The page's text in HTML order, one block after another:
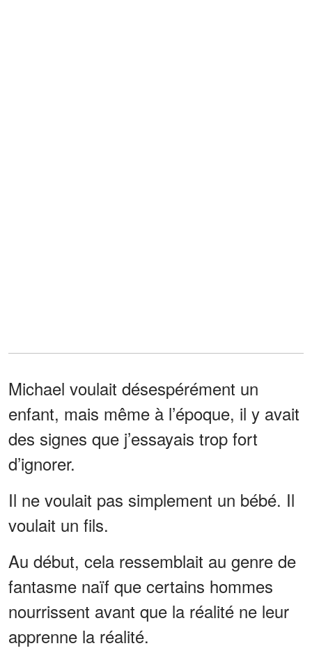
Michael voulait désespérément un
enfant, mais même à l’époque, il y avait
des signes que j’essayais trop fort
d’ignorer.
Il ne voulait pas simplement un bébé. Il
voulait un fils.
Au début, cela ressemblait au genre de
fantasme naïf que certains hommes
nourrissent avant que la réalité ne leur
apprenne la réalité.